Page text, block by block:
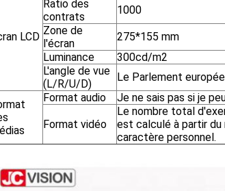
LCD
Ratio des
contrats
1000
Zone de
l'écran
275*155 mm
Luminance
300cd/m2
L'angle de vue
(L/R/U/D)
Le Parlement
Format audio Je ne sais pas si je
Format vidéo
Le nombre total
est calculé à partir
caractère personnel.